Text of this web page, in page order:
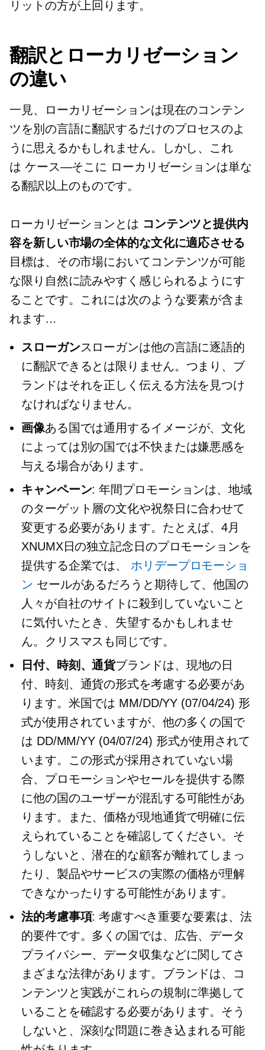
リットの方が上回ります。
翻訳とローカリゼーション
の違い
一見、ローカリゼーションは現在のコンテン
ツを別の言語に翻訳するだけのプロセスのよ
うに思えるかもしれません。しかし、これ
は ケース—そこに ローカリゼーションは単な
る翻訳以上のものです。
ローカリゼーションとは コンテンツと提供内
容を新しい市場の全体的な文化に適応させる
目標は、その市場においてコンテンツが可能
な限り自然に読みやすく感じられるようにす
ることです。これには次のような要素が含ま
れます…
スローガンスローガンは他の言語に逐語的
に翻訳できるとは限りません。つまり、ブ
ランドはそれを正しく伝える方法を見つけ
なければなりません。
画像ある国では通用するイメージが、文化
によっては別の国では不快または嫌悪感を
与える場合があります。
キャンペーン: 年間プロモーションは、地域
のターゲット層の文化や祝祭日に合わせて
変更する必要があります。たとえば、4月
XNUMX日の独立記念日のプロモーションを
提供する企業では、 ホリデープロモーショ
ン セールがあるだろうと期待して、他国の
人々が自社のサイトに殺到していないこと
に気付いたとき、失望するかもしれませ
ん。クリスマスも同じです。
日付、時刻、通貨ブランドは、現地の日
付、時刻、通貨の形式を考慮する必要があ
ります。米国では MM/DD/YY (07/04/24) 形
式が使用されていますが、他の多くの国で
は DD/MM/YY (04/07/24) 形式が使用されて
います。この形式が採用されていない場
合、プロモーションやセールを提供する際
に他の国のユーザーが混乱する可能性があ
ります。また、価格が現地通貨で明確に伝
えられていることを確認してください。そ
うしないと、潜在的な顧客が離れてしまっ
たり、製品やサービスの実際の価格が理解
できなかったりする可能性があります。
法的考慮事項: 考慮すべき重要な要素は、法
的要件です。多くの国では、広告、データ
プライバシー、データ収集などに関してさ
まざまな法律があります。ブランドは、コ
ンテンツと実践がこれらの規制に準拠して
いることを確認する必要があります。そう
しないと、深刻な問題に巻き込まれる可能